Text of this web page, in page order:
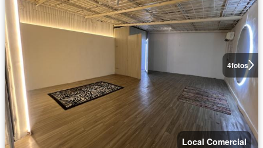
4fotos
Local Comercial